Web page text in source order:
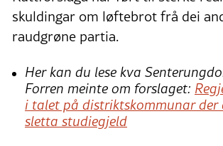
skuldingar om løftebrot frå dei
raudgrøne partia.
Her kan du lese kva
Forren meinte om forslaget:
i talet på distriktskommunar der
sletta studiegjeld